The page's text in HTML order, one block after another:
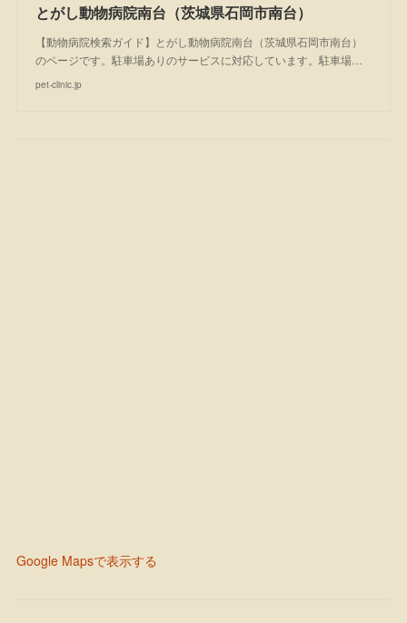
とがし動物病院南台（茨城県石岡市南台）
【動物病院検索ガイド】とがし動物病院南台（茨城県石岡市南台）
のページです。駐車場ありのサービスに対応しています。駐車場…
pet-clinic.jp
Google Mapsで表示する